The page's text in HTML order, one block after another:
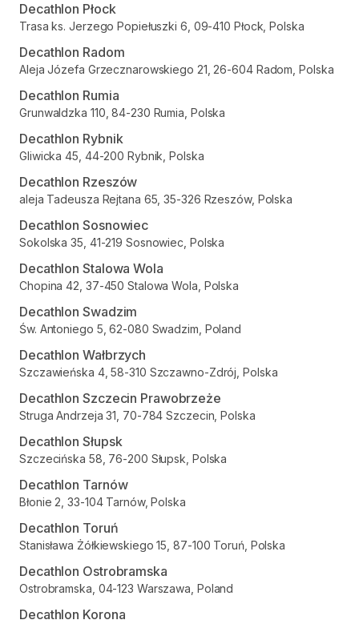
Decathlon Płock
Trasa ks. Jerzego Popiełuszki 6, 09-410 Płock, Polska
Decathlon Radom
Aleja Józefa Grzecznarowskiego 21, 26-604 Radom, Polska
Decathlon Rumia
Grunwaldzka 110, 84-230 Rumia, Polska
Decathlon Rybnik
Gliwicka 45, 44-200 Rybnik, Polska
Decathlon Rzeszów
aleja Tadeusza Rejtana 65, 35-326 Rzeszów, Polska
Decathlon Sosnowiec
Sokolska 35, 41-219 Sosnowiec, Polska
Decathlon Stalowa Wola
Chopina 42, 37-450 Stalowa Wola, Polska
Decathlon Swadzim
Św. Antoniego 5, 62-080 Swadzim, Poland
Decathlon Wałbrzych
Szczawieńska 4, 58-310 Szczawno-Zdrój, Polska
Decathlon Szczecin Prawobrzeże
Struga Andrzeja 31, 70-784 Szczecin, Polska
Decathlon Słupsk
Szczecińska 58, 76-200 Słupsk, Polska
Decathlon Tarnów
Błonie 2, 33-104 Tarnów, Polska
Decathlon Toruń
Stanisława Żółkiewskiego 15, 87-100 Toruń, Polska
Decathlon Ostrobramska
Ostrobramska, 04-123 Warszawa, Poland
Decathlon Korona